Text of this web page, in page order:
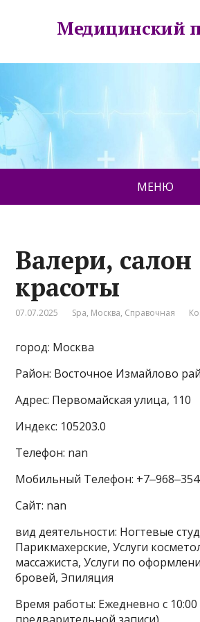
Медицинский
МЕНЮ
Валери, салон
красоты
07.07.2025 Spa, Москва, Справочная
город: Москва
Район: Восточное Измайлово
Адрес: Первомайская улица, 110
Индекс: 105203.0
Телефон: nan
Мобильный Телефон:
Сайт: nan
вид деятельности: Ногтевые
Парикмахерские, Услуги
массажиста, Услуги по
бровей, Эпиляция
Время работы: Ежедневно с 10:00